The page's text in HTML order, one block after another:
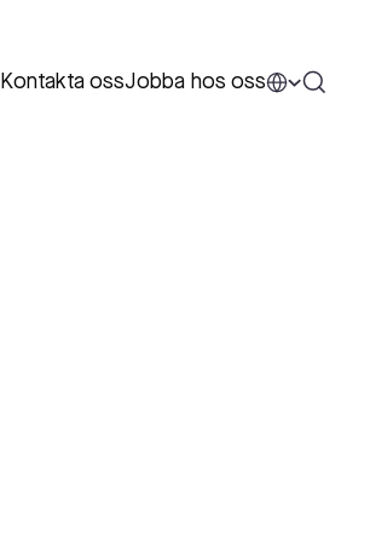
Kontakta ossJobba hos oss